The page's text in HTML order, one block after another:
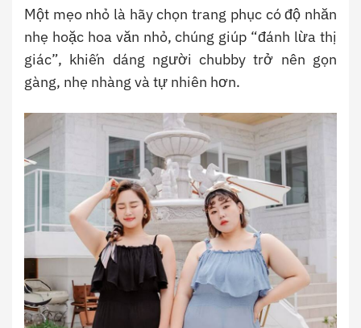
Một mẹo nhỏ là hãy chọn trang phục có độ nhăn
nhẹ hoặc hoa văn nhỏ, chúng giúp “đánh lừa thị
giác”, khiến dáng người chubby trở nên gọn
gàng, nhẹ nhàng và tự nhiên hơn.